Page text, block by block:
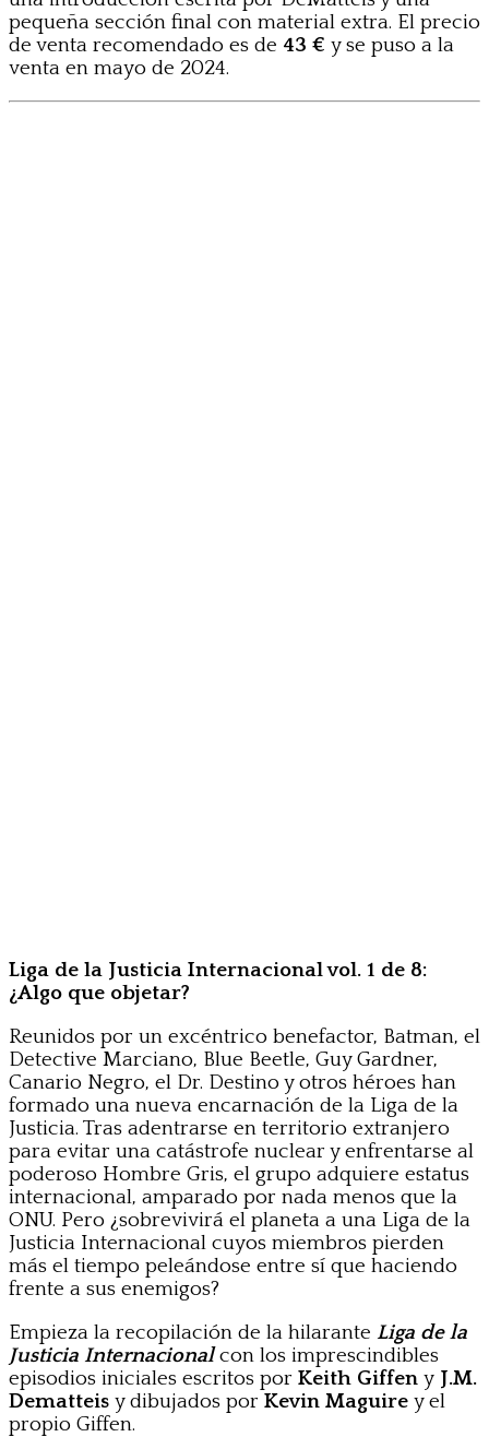
pequeña sección final con material extra. El precio
de venta recomendado es de 43 € y se puso a la
venta en mayo de 2024.
Liga de la Justicia Internacional vol. 1 de 8:
¿Algo que objetar?
Reunidos por un excéntrico benefactor, Batman, el
Detective Marciano, Blue Beetle, Guy Gardner,
Canario Negro, el Dr. Destino y otros héroes han
formado una nueva encarnación de la Liga de la
Justicia. Tras adentrarse en territorio extranjero
para evitar una catástrofe nuclear y enfrentarse al
poderoso Hombre Gris, el grupo adquiere estatus
internacional, amparado por nada menos que la
ONU. Pero ¿sobrevivirá el planeta a una Liga de la
Justicia Internacional cuyos miembros pierden
más el tiempo peleándose entre sí que haciendo
frente a sus enemigos?
Empieza la recopilación de la hilarante Liga de la
Justicia Internacionalcon los imprescindibles
episodios iniciales escritos por Keith Giffen y J.M.
Dematteis y dibujados por Kevin Maguire y el
propio Giffen.